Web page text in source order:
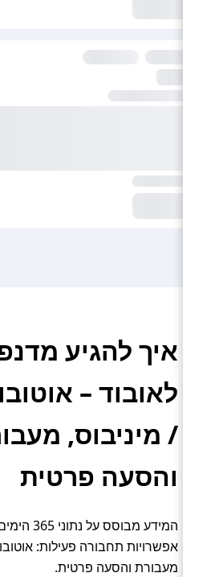
איך להגיע
לאובוד –
/ מיניבוס,
והסעה פרטית
המידע
אפשרויות תחבורה פעילות:
מעבורת והסעה פרטית.